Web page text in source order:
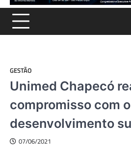
GESTÃO
Unimed Chapecó
compromisso com o
desenvolvimento
07/06/2021